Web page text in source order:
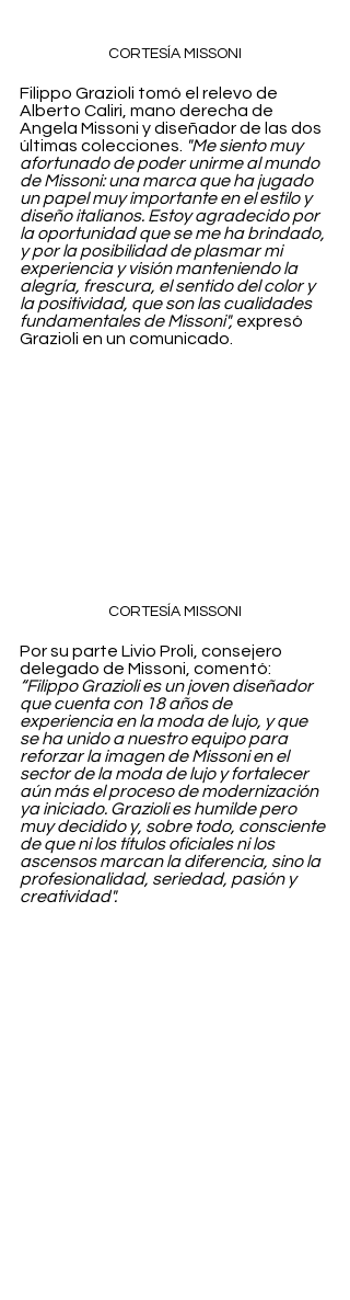
CORTESÍA MISSONI
Filippo Grazioli tomó el relevo de
Alberto Caliri, mano derecha de
Angela Missoni y diseñador de las dos
últimas colecciones. "Me siento muy
afortunado de poder unirme al mundo
de Missoni: una marca que ha jugado
un papel muy importante en el estilo y
diseño italianos. Estoy agradecido por
la oportunidad que se me ha brindado,
y por la posibilidad de plasmar mi
experiencia y visión manteniendo la
alegría, frescura, el sentido del color y
la positividad, que son las cualidades
fundamentales de Missoni", expresó
Grazioli en un comunicado.
CORTESÍA MISSONI
Por su parte Livio Proli, consejero
delegado de Missoni, comentó:
“Filippo Grazioli es un joven diseñador
que cuenta con 18 años de
experiencia en la moda de lujo, y que
se ha unido a nuestro equipo para
reforzar la imagen de Missoni en el
sector de la moda de lujo y fortalecer
aún más el proceso de modernización
ya iniciado. Grazioli es humilde pero
muy decidido y, sobre todo, consciente
de que ni los títulos oficiales ni los
ascensos marcan la diferencia, sino la
profesionalidad, seriedad, pasión y
creatividad".